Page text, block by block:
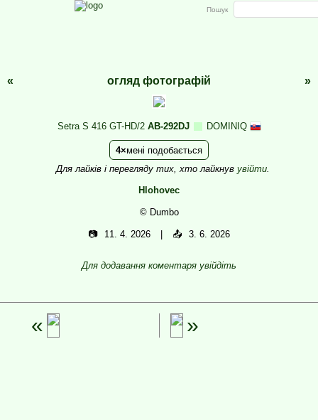
« огляд фотографій »
Setra S 416 GT-HD/2 AB-292DJ DOMINIQ
4 мені подобається
Для лайків і перегляду тих, хто лайкнув увійти.
Hlohovec
© Dumbo
📷 11. 4. 2026 📤 3. 6. 2026
Для додавання коментаря увійдіть
Пошук